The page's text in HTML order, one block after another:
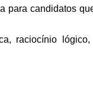
candidatos
raciocínio